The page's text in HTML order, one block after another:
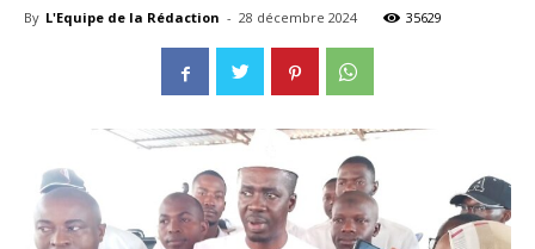
By L'Equipe de la Rédaction - 28 décembre 2024 35629